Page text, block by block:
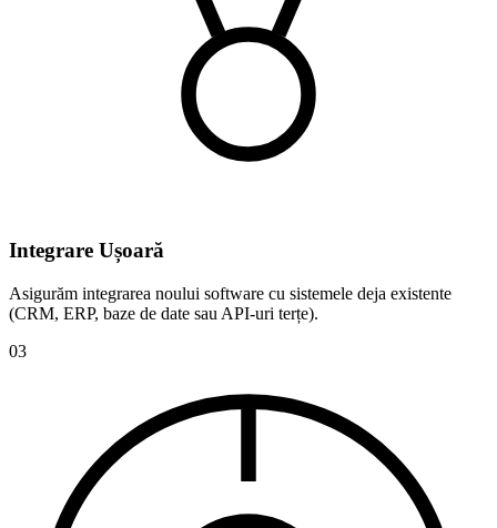
Integrare Ușoară
Asigurăm integrarea noului software cu sistemele deja existente
(CRM, ERP, baze de date sau API-uri terțe).
03